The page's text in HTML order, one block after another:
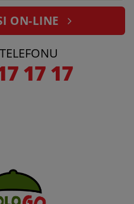
ON-LINE
17 17